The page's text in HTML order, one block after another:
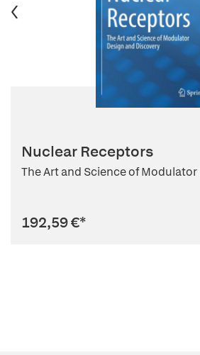
Nuclear Receptors
The Art and Science of Modulator
192,59 €*